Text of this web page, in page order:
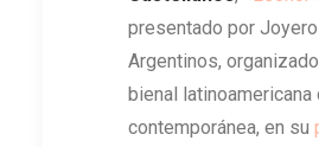
presentado por
Argentinos,
bienal latinoamericana
contemporánea, en su